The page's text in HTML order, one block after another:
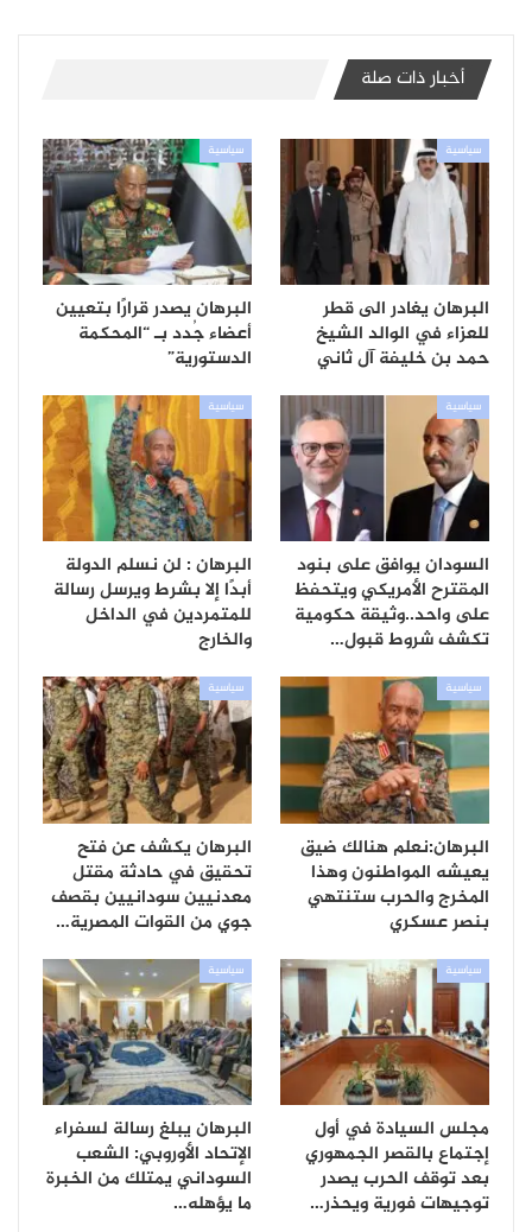
أخبار ذات صلة
سياسية
البرهان يغادر الى قطر
للعزاء في الوالد الشيخ
حمد بن خليفة آل ثاني
سياسية
البرهان يصدر قرارًا بتعيين
أعضاء جُدد بـ “المحكمة
الدستورية”
سياسية
السودان يوافق على بنود
المقترح الأمريكي ويتحفظ
على واحد..وثيقة حكومية
تكشف شروط قبول…
سياسية
البرهان : لن نسلم الدولة
أبدًا إلا بشرط ويرسل رسالة
للمتمردين في الداخل
والخارج
سياسية
البرهان:نعلم هنالك ضيق
يعيشه المواطنون وهذا
المخرج والحرب ستنتهي
بنصر عسكري
سياسية
البرهان يكشف عن فتح
تحقيق في حادثة مقتل
معدنيين سودانيين بقصف
جوي من القوات المصرية…
سياسية
مجلس السيادة في أول
إجتماع بالقصر الجمهوري
بعد توقف الحرب يصدر
توجيهات فورية ويحذر…
سياسية
البرهان يبلغ رسالة لسفراء
الإتحاد الأوروبي: الشعب
السوداني يمتلك من الخبرة
ما يؤهله…